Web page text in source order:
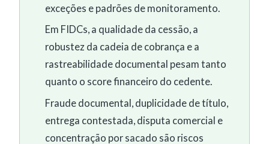
exceções e padrões de monitoramento.
Em FIDCs, a qualidade da cessão, a
robustez da cadeia de cobrança e a
rastreabilidade documental pesam tanto
quanto o score financeiro do cedente.
Fraude documental, duplicidade de título,
entrega contestada, disputa comercial e
concentração por sacado são riscos